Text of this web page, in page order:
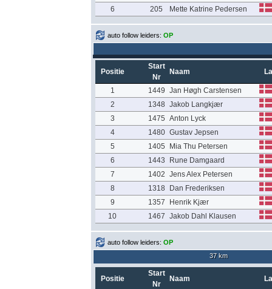
6
205 Mette Katrine Pedersen
auto follow leiders: OP
Positie
Start
Nr
Naam
1 1449 Jan Høgh Carstensen
2
1348 Jakob Langkjær
3
1475 Anton Lyck
4
1480 Gustav Jepsen
5
1405
Mia Thu Petersen
6
1443
Rune Damgaard
7
1402 Jens Alex Petersen
8
1318
Dan Frederiksen
9
1357
Henrik Kjær
10
1467 Jakob Dahl Klausen
auto follow leiders: OP
37 km
Positie
Start
Nr
Naam